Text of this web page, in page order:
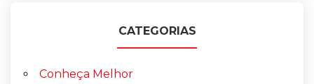
CATEGORIAS
Conheça Melhor